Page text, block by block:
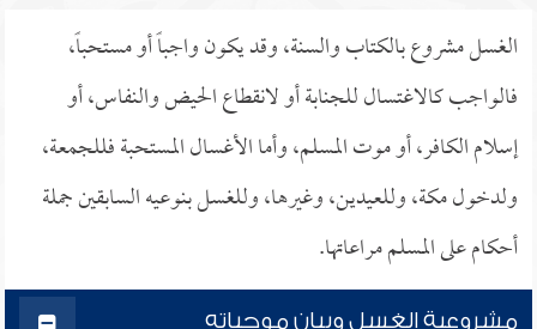
الغسل مشروع بالكتاب والسنة، وقد يكون واجباً أو مستحباً،
فالواجب كالاغتسال للجنابة أو لانقطاع الحيض والنفاس، أو
إسلام الكافر، أو موت المسلم، وأما الأغسال المستحبة فللجمعة،
ولدخول مكة، وللعيدين، وغيرها، وللغسل بنوعيه السابقين جملة
أحكام على المسلم مراعاتها.
مشروعية الغسل وبيان موجباته